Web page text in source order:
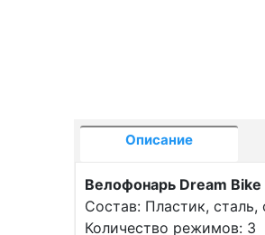
Описание
Велофонарь Dream
Состав: Пластик, сталь,
Количество режимов: 3